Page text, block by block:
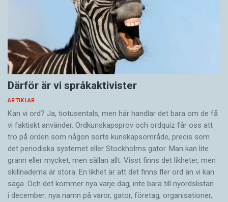
Därför är vi språkaktivister
ARTIKLAR
Kan vi ord? Ja, tiotusentals, men här handlar det bara om de få
vi faktiskt använder. Ordkunskapsprov och ordquiz får oss att
tro på orden som någon sorts kunskapsområde, precis som
det periodiska systemet eller Stockholms gator. Man kan lite
grann eller mycket, men sällan allt. Visst finns det likheter, men
skillnaderna är stora. En likhet är att det finns fler ord än vi kan
säga. Och det kommer nya varje dag, inte bara till nyordslistan
i december: nya namn på varor, gator, företag, organisationer,